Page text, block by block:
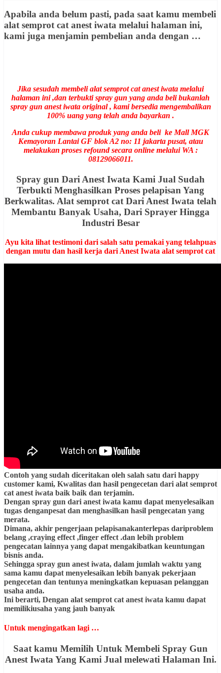
Apabila anda belum pasti, pada saat kamu membeli
alat semprot cat anest iwata melalui halaman ini,
kami juga menjamin pembelian anda dengan …
Jika sesudah membeli alat semprot cat anest iwata melalui
halaman ini ,dan terbukti spray gun yang anda beli bukanlah
spray gun anest iwata original , kami bersedia mengembalikan
100% uang yang telah anda bayarkan .
Anda cukup membawa produk yang anda beli ke Mall MGK
Kemayoran Lantai GF blok A2 no: 11 jakarta pusat, atau
melakukan proses refound secara online melalui WA :
08129066011.
Spray gun Dari Anest Iwata Kami Jual Sudah
Terbukti Menghasilkan Proses pelapisan Yang
Berkwalitas. Alat semprot cat Dari Anest Iwata telah
Membantu Banyak Usaha, Dari Sprayer Hingga
Industri Besar
Ayu kita lihat testimoni dari salah satu pemakai yang telahpuas
dengan mutu dan hasil kerja dari Anest Iwata alat semprot cat
Contoh yang sudah diceritakan oleh salah satu dari happy
customer kami, Kwalitas dan hasil pengecetan dari alat semprot
cat anest iwata baik baik dan terjamin.
Dengan spray gun dari anest iwata kamu dapat menyelesaikan
tugas denganpesat dan menghasilkan hasil pengecatan yang
merata.
Dimana, akhir pengerjaan pelapisanakanterlepas dariproblem
belang ,craying effect ,finger effect .dan lebih problem
pengecatan lainnya yang dapat mengakibatkan keuntungan
bisnis anda.
Sehingga spray gun anest iwata, dalam jumlah waktu yang
sama kamu dapat menyelesaikan lebih banyak pekerjaan
pengecetan dan tentunya meningkatkan kepuasan pelanggan
usaha anda.
Ini berarti, Dengan alat semprot cat anest iwata kamu dapat
memilikiusaha yang jauh banyak
Untuk mengingatkan lagi …
Saat kamu Memilih Untuk Membeli Spray Gun
Anest Iwata Yang Kami Jual melewati Halaman Ini.